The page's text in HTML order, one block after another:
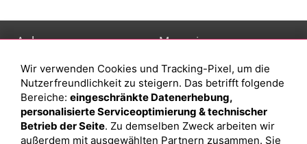
Anlage
Depot eröffnen
Depot vergleichen
Junior Depot
Top-Seller-Fonds
Magazin
Was sind sind ETFs?
Sparplan Vorteile
Was ist ein Fonds?
Wir verwenden Cookies und Tracking-Pixel, um die
Nutzerfreundlichkeit zu steigern. Das betrifft folgende
Bereiche: eingeschränkte Datenerhebung,
personalisierte Serviceoptimierung & technischer
Betrieb der Seite. Zu demselben Zweck arbeiten wir
außerdem mit ausgewählten Partnern zusammen. Sie